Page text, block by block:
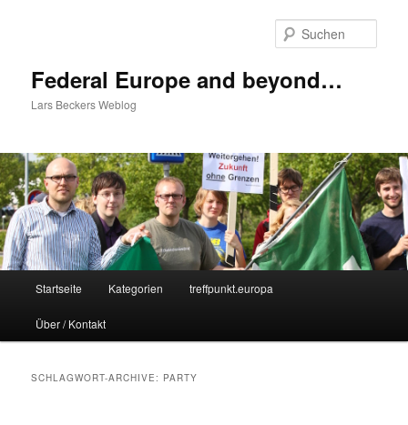
Federal Europe and beyond…
Lars Beckers Weblog
Startseite Kategorien treffpunkt.europa
Über / Kontakt
SCHLAGWORT-ARCHIVE: PARTY